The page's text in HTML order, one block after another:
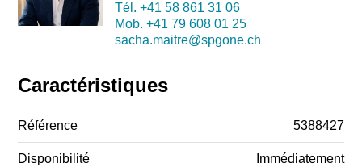
Tél. +41 58 861 31 06
Mob. +41 79 608 01 25
sacha.maitre@spgone.ch
Caractéristiques
Référence 5388427
Disponibilité Immédiatement